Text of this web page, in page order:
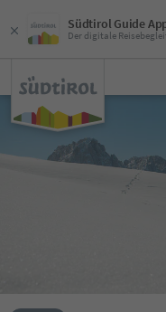
Südtirol Guide
Der digitale